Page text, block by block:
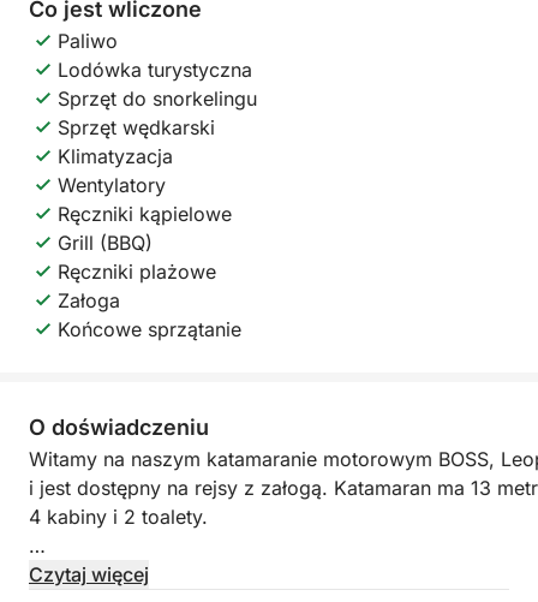
Co jest wliczone
Paliwo
Lodówka turystyczna
Sprzęt do snorkelingu
Sprzęt wędkarski
Klimatyzacja
Wentylatory
Ręczniki kąpielowe
Grill (BBQ)
Ręczniki plażowe
Załoga
Końcowe sprzątanie
O doświadczeniu
Witamy na naszym katamaranie motorowym BOSS,
i jest dostępny na rejsy z załogą. Katamaran ma 13
4 kabiny i 2 toalety.
Wyrusz w rejs katamaranem na nadmorskie plaże
Czytaj więcej